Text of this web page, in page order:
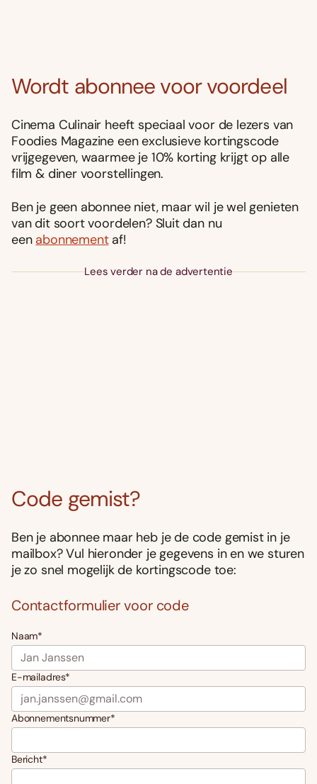
Wordt abonnee voor voordeel
Cinema Culinair heeft speciaal voor de lezers van
Foodies Magazine een exclusieve kortingscode
vrijgegeven, waarmee je 10% korting krijgt op alle
film & diner voorstellingen.
Ben je geen abonnee niet, maar wil je wel genieten
van dit soort voordelen? Sluit dan nu
een abonnementaf!
Lees verder na de advertentie
Code gemist?
Ben je abonnee maar heb je de code gemist in je
mailbox? Vul hieronder je gegevens in en we sturen
je zo snel mogelijk de kortingscode toe:
Contactformulier voor code
Naam*
E-mailadres*
Abonnementsnummer*
Bericht*